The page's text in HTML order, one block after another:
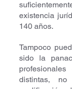
existencia
140 años.
Tampoco
sido la
distintas,